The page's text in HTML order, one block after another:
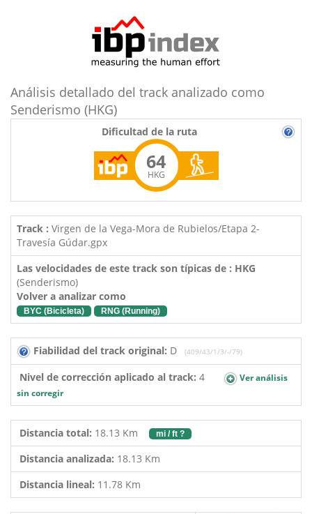
Análisis detallado del track analizado como
Senderismo (HKG)
Dificultad de la ruta
64
HKG
Track : Virgen de la Vega-Mora de Rubielos/Etapa 2-
Travesía Gúdar.gpx
Las velocidades de este track son típicas de : HKG
(Senderismo)
Volver a analizar como
BYC (Bicicleta) RNG (Running)
Fiabilidad del track original: D (409/43/1/3/-/79)
Nivel de corrección aplicado al track: 4
Ver análisis
sin corregir
Distancia total: 18.13 Km mi / ft ?
Distancia analizada: 18.13 Km
Distancia lineal: 11.78 Km